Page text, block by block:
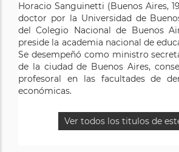
Horacio Sanguinetti (Buenos Aires,
doctor por la Universidad de
del Colegio Nacional de Buenos
preside la academia nacional de
Se desempeñó como ministro
de la ciudad de Buenos Aires,
profesoral en las facultades de
económicas.
Ver todos los titulos de